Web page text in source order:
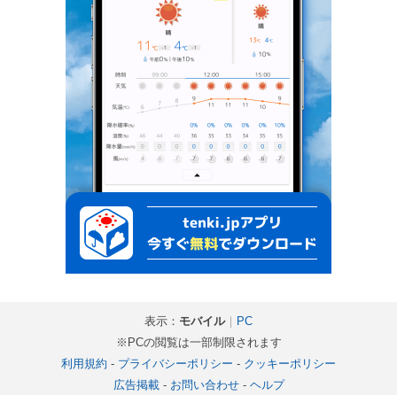
表示： モバイル｜ PC
※PCの閲覧は一部制限されます
利用規約 - プライバシーポリシー - クッキーポリシー
広告掲載- お問い合わせ- ヘルプ